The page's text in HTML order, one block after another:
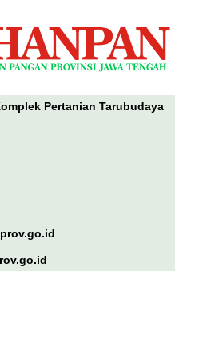
Pertanian Tarubudaya